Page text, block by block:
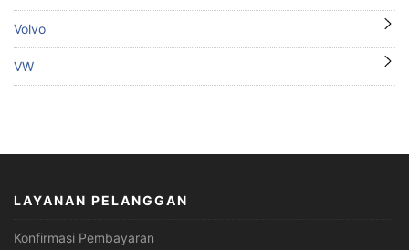
Volvo
VW
LAYANAN PELANGGAN
Konfirmasi Pembayaran